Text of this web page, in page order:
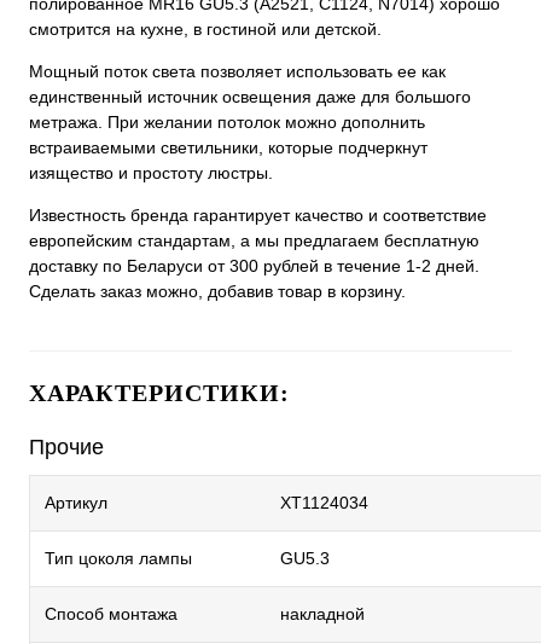
смотрится на кухне, в гостиной или детской.
Мощный поток света позволяет использовать ее как
единственный источник освещения даже для большого
метража. При желании потолок можно дополнить
встраиваемыми светильники, которые подчеркнут
изящество и простоту люстры.
Известность бренда гарантирует качество и соответствие
европейским стандартам, а мы предлагаем бесплатную
доставку по Беларуси от 300 рублей в течение 1-2 дней.
Сделать заказ можно, добавив товар в корзину.
ХАРАКТЕРИСТИКИ:
Прочие
Артикул XT1124034
Тип цоколя лампы GU5.3
Способ монтажа накладной